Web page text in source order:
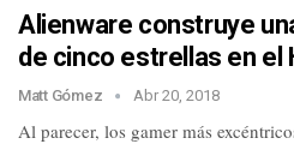
Alienware construye
de cinco estrellas en el
Matt Gómez Abr 20, 2018
Al parecer, los gamer más